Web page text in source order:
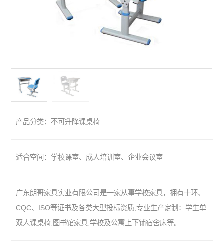
产品分类：不可升降课桌椅
适合空间：学校课室、成人培训室、企业会议室
广东朗哥家具实业有限公司是一家从事学校家具，拥有十环、
CQC、ISO等证书及各类大型投标资质,专业生产定制：学生单
双人课桌椅,图书馆家具,学校及公寓上下铺宿舍床等。